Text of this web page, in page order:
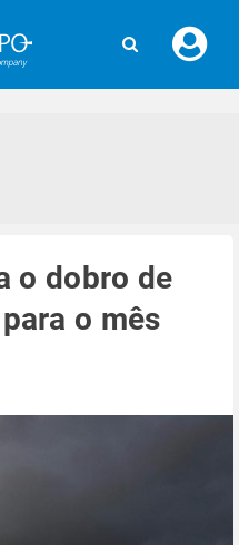
seu
o dobro de
o mês